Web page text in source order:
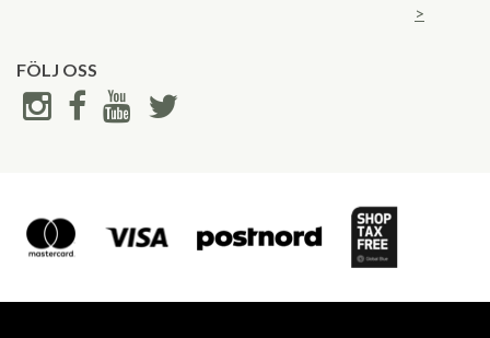
>
FÖLJ OSS